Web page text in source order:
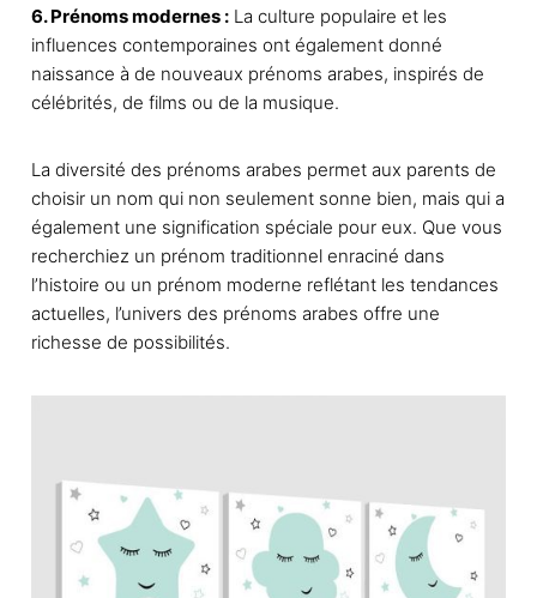
6. Prénoms modernes : La culture populaire et les
influences contemporaines ont également donné
naissance à de nouveaux prénoms arabes, inspirés de
célébrités, de films ou de la musique.
La diversité des prénoms arabes permet aux parents de
choisir un nom qui non seulement sonne bien, mais qui a
également une signification spéciale pour eux. Que vous
recherchiez un prénom traditionnel enraciné dans
l’histoire ou un prénom moderne reflétant les tendances
actuelles, l’univers des prénoms arabes offre une
richesse de possibilités.